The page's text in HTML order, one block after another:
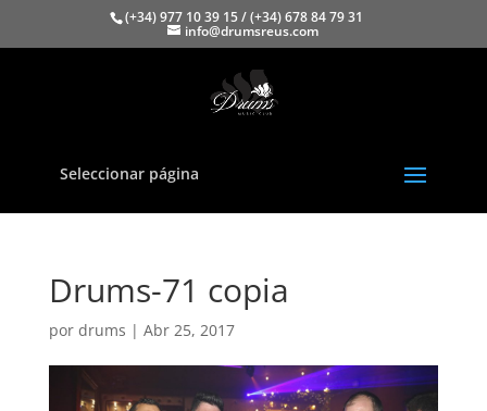
(+34) 977 10 39 15 / (+34) 678 84 79 31
info@drumsreus.com
Seleccionar página
Drums-71 copia
por drums | Abr 25, 2017